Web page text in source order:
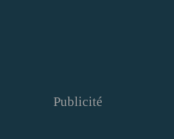
Publicité